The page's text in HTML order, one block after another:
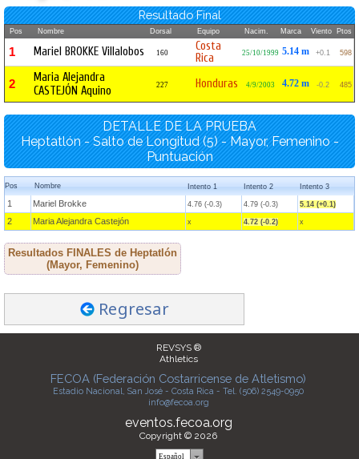
Resultado Final
Pos Nombre Dorsal Equipo Nacim. Marca Viento Ptos
1 Mariel BROKKE Villalobos 160
Costa
Rica
25/10/1999 5.14 m +0.1 598
2
Maria Alejandra
CASTEJÓN Aquino
227 Honduras 4/9/2003 4.72 m -0.2 485
DETALLE DE LA PRUEBA
Heptatlón - Salto de Longitud (5) - Mayor, Femenino -
Puntuación
Pos Nombre Intento 1 Intento 2 Intento 3
1 Mariel Brokke 4.76 (-0.3) 4.79 (-0.3) 5.14 (+0.1)
2 Maria Alejandra Castejón x 4.72 (-0.2) x
Resultados FINALES de Heptatlón
(Mayor, Femenino)
Regresar
REVSYS ®
Athletics
FECOA (Federación Costarricense de Atletismo)
Estadio Nacional, San José - Costa Rica - Tel. (506) 2549-0950
info@fecoa.org
eventos.fecoa.org
Copyright © 2026